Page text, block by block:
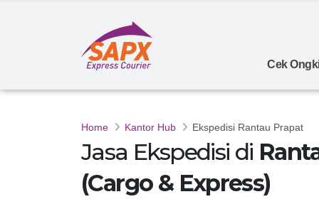
Cek
Home Kantor Hub Ekspedisi Rantau Prapat
Jasa Ekspedisi di
(Cargo & Express)